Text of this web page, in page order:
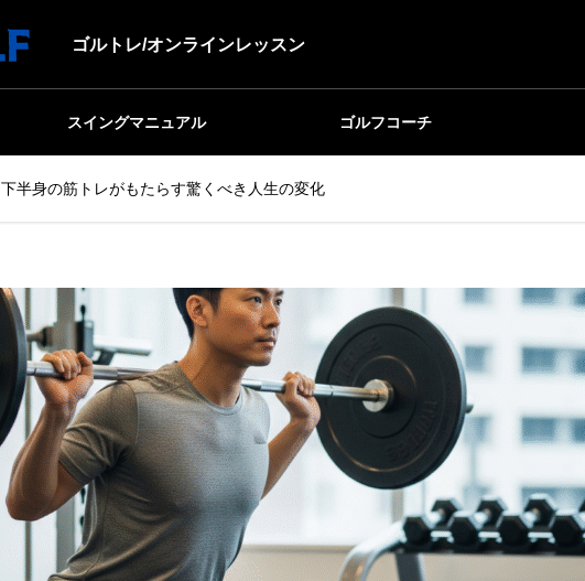
ゴルトレ/オンラインレッスン
スイングマニュアル ゴルフコーチ
下半身の筋トレがもたらす驚くべき人生の変化